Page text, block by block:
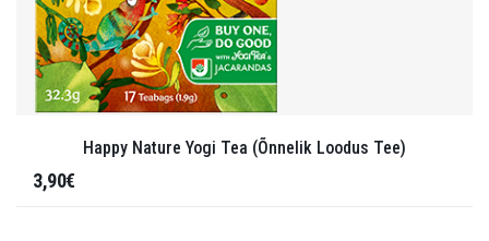
Happy Nature Yogi Tea (Õnnelik Loodus Tee)
3,90€